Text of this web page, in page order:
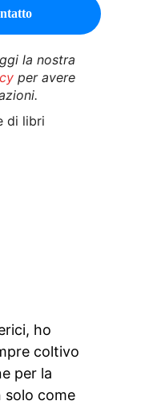
la nostra
per avere
di libri
ho
coltivo
per la
come